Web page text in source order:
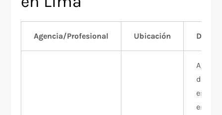
Agencia/Profesional Ubicación
digital
en